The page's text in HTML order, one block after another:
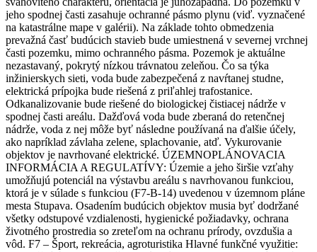
jeho spodnej časti zasahuje ochranné pásmo plynu (viď. vyznačené
na katastrálne mape v galérii). Na základe tohto obmedzenia
prevažná časť budúcich stavieb bude umiestnená v severnej vrchnej
časti pozemku, mimo ochranného pásma. Pozemok je aktuálne
nezastavaný, pokrytý nízkou trávnatou zeleňou. Čo sa týka
inžinierskych sieti, voda bude zabezpečená z navŕtanej studne,
elektrická prípojka bude riešená z priľahlej trafostanice.
Odkanalizovanie bude riešené do biologickej čistiacej nádrže v
spodnej časti areálu. Dažďová voda bude zberaná do retenčnej
nádrže, voda z nej môže byť následne používaná na ďalšie účely,
ako napríklad závlaha zelene, splachovanie, atď. Vykurovanie
objektov je navrhované elektrické. ÚZEMNOPLÁNOVACIA
INFORMÁCIA A REGULATÍVY: Územie a jeho širšie vzťahy
umožňujú potenciál na výstavbu areálu s navrhovanou funkciou,
ktorá je v súlade s funkciou (F7-B-14) uvedenou v územnom pláne
mesta Stupava. Osadením budúcich objektov musia byť dodržané
všetky odstupové vzdialenosti, hygienické požiadavky, ochrana
životného prostredia so zreteľom na ochranu prírody, ovzdušia a
vôd. F7 – Šport, rekreácia, agroturistika Hlavné funkčné využitie: